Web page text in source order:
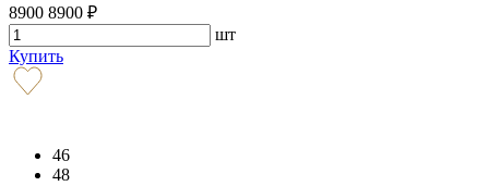
8900 8900 ₽
шт
Купить
46
48